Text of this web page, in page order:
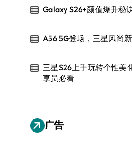
Galaxy S26+颜值爆升秘
A56 5G登场，三星风尚新
三星S26上手玩转个性美
享员必看
广告